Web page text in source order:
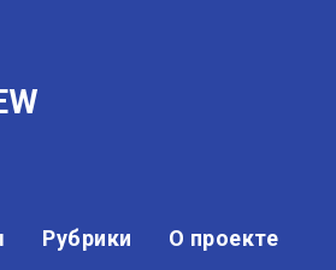
Рубрики О проекте